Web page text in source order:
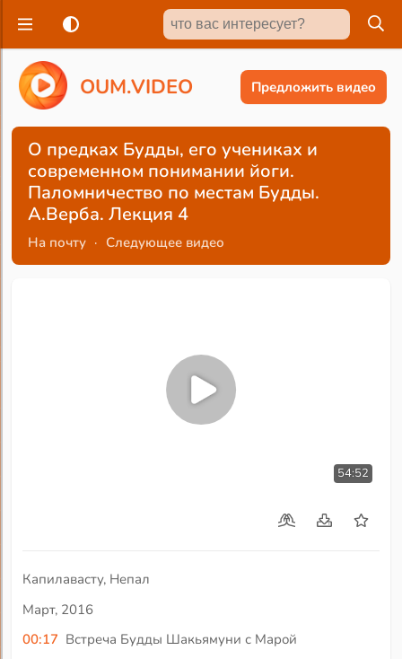
OUM.VIDEO Предложить видео
О предках Будды, его учениках и
современном понимании йоги.
Паломничество по местам Будды.
А.Верба. Лекция 4
На почту · Следующее видео
54:52
Капилавасту, Непал
Март, 2016
00:17 Встреча Будды Шакьямуни с Марой